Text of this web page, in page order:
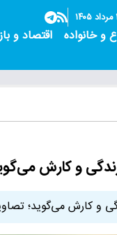
و خانواده اقتصاد و
و کارش
و کارش می‌گوید؛